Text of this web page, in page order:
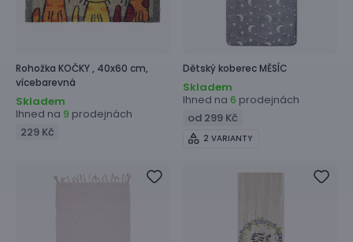
Rohožka KOČKY , 40x60 cm,
vícebarevná
Skladem
Ihned na 9 prodejnách
229 Kč
Dětský koberecMĚSÍC
Skladem
Ihned na 6 prodejnách
od 299 Kč
2 VARIANTY